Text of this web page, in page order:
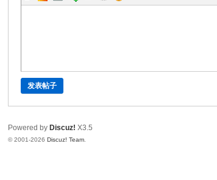
发表帖子
Powered by Discuz! X3.5
© 2001-2026Discuz! Team